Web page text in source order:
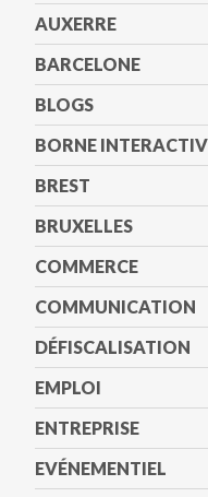
AUXERRE
BARCELONE
BLOGS
BORNE
BREST
BRUXELLES
COMMERCE
COMMUNICATION
DÉFISCALISATION
EMPLOI
ENTREPRISE
EVÉNEMENTIEL